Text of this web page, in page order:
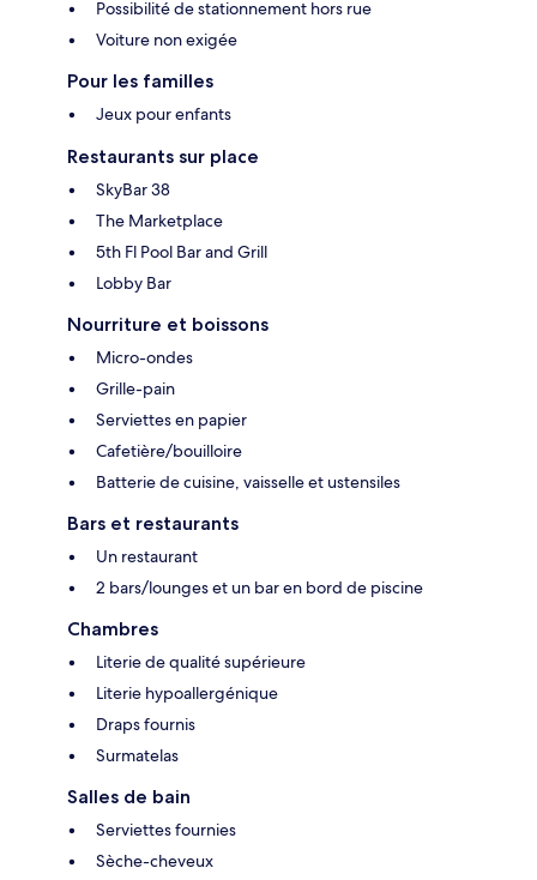
Possibilité de stationnement hors rue
Voiture non exigée
Pour les familles
Jeux pour enfants
Restaurants sur place
SkyBar 38
The Marketplace
5th Fl Pool Bar and Grill
Lobby Bar
Nourriture et boissons
Micro-ondes
Grille-pain
Serviettes en papier
Cafetière/bouilloire
Batterie de cuisine, vaisselle et ustensiles
Bars et restaurants
Un restaurant
2 bars/lounges et un bar en bord de piscine
Chambres
Literie de qualité supérieure
Literie hypoallergénique
Draps fournis
Surmatelas
Salles de bain
Serviettes fournies
Sèche-cheveux